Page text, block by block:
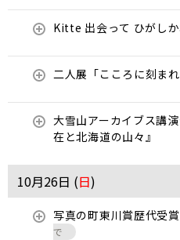
Kitte 出会って ひがし
二人展「こころに刻ま
大雪山アーカイブス講
在と北海道の山々』
10月26日 (日)
写真の町東川賞歴代受
で